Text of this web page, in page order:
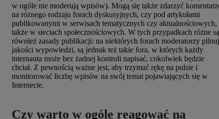
w ogóle nie moderują wpisów). Mogą się także zdarzyć
na różnego rodzaju forach dyskusyjnych, czy pod artykułami
publikowanymi w serwisach tematycznych czy aktualnościowych,
także w sieciach społecznościowych. W tych przypadkach różne są
również zasady publikacji: na niektórych forach moderatorzy
jakości wypowiedzi, są jednak też takie fora, w których każdy
internauta może bez żadnej kontroli napisać, cokolwiek będzie
chciał. Z pewnością ważne jest, aby trzymać rękę na pulsie i
monitorować liczbę wpisów na swój temat pojawiających się w
Internecie.
Czy warto w ogóle reagować na